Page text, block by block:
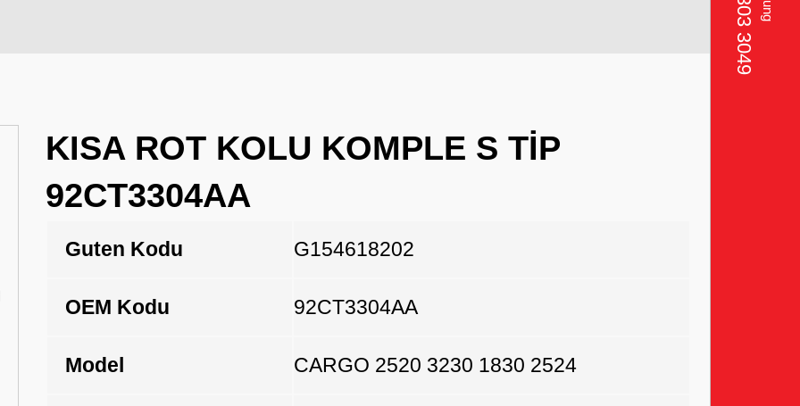
KISA ROT KOLU KOMPLE S TİP
92CT3304AA
Guten Kodu G154618202
OEM Kodu 92CT3304AA
Model CARGO 2520 3230 1830 2524